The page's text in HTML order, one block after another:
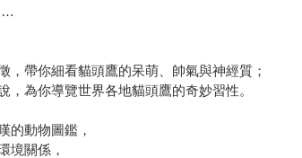
，帶你細看貓頭鷹的呆萌、帥氣與神經質；
為你導覽世界各地貓頭鷹的奇妙習性。
的動物圖鑑，
境關係，